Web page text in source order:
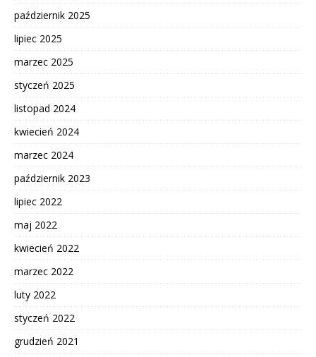
październik 2025
lipiec 2025
marzec 2025
styczeń 2025
listopad 2024
kwiecień 2024
marzec 2024
październik 2023
lipiec 2022
maj 2022
kwiecień 2022
marzec 2022
luty 2022
styczeń 2022
grudzień 2021